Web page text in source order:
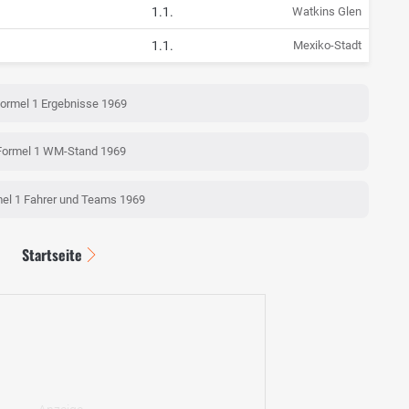
1.1. Watkins Glen
1.1. Mexiko-Stadt
1 Ergebnisse 1969
1 WM-Stand 1969
1 Fahrer und Teams 1969
Startseite